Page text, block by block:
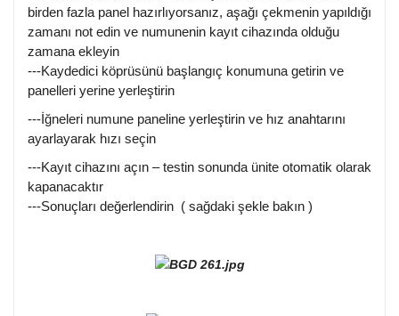
birden fazla panel hazırlıyorsanız, aşağı çekmenin yapıldığı
zamanı not edin ve numunenin kayıt cihazında olduğu
zamana ekleyin
---Kaydedici köprüsünü başlangıç ​​konumuna getirin ve
panelleri yerine yerleştirin
---İğneleri numune paneline yerleştirin ve hız anahtarını
ayarlayarak hızı seçin
---Kayıt cihazını açın – testin sonunda ünite otomatik olarak
kapanacaktır
---Sonuçları değerlendirin ( sağdaki şekle bakın )